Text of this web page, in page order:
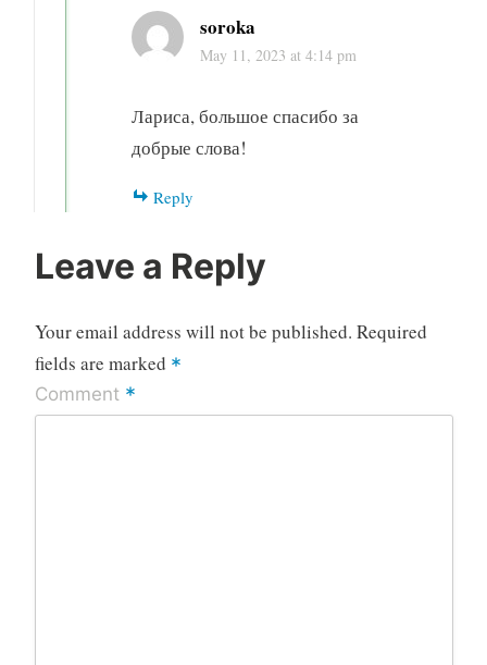
soroka
May 11, 2023 at 4:14 pm
Лариса, большое спасибо за
добрые слова!
Reply
Leave a Reply
Your email address will not be published. Required
fields are marked *
Comment *